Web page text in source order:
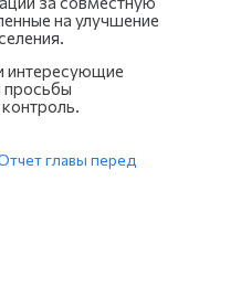
на улучшение
интересующие
главы перед